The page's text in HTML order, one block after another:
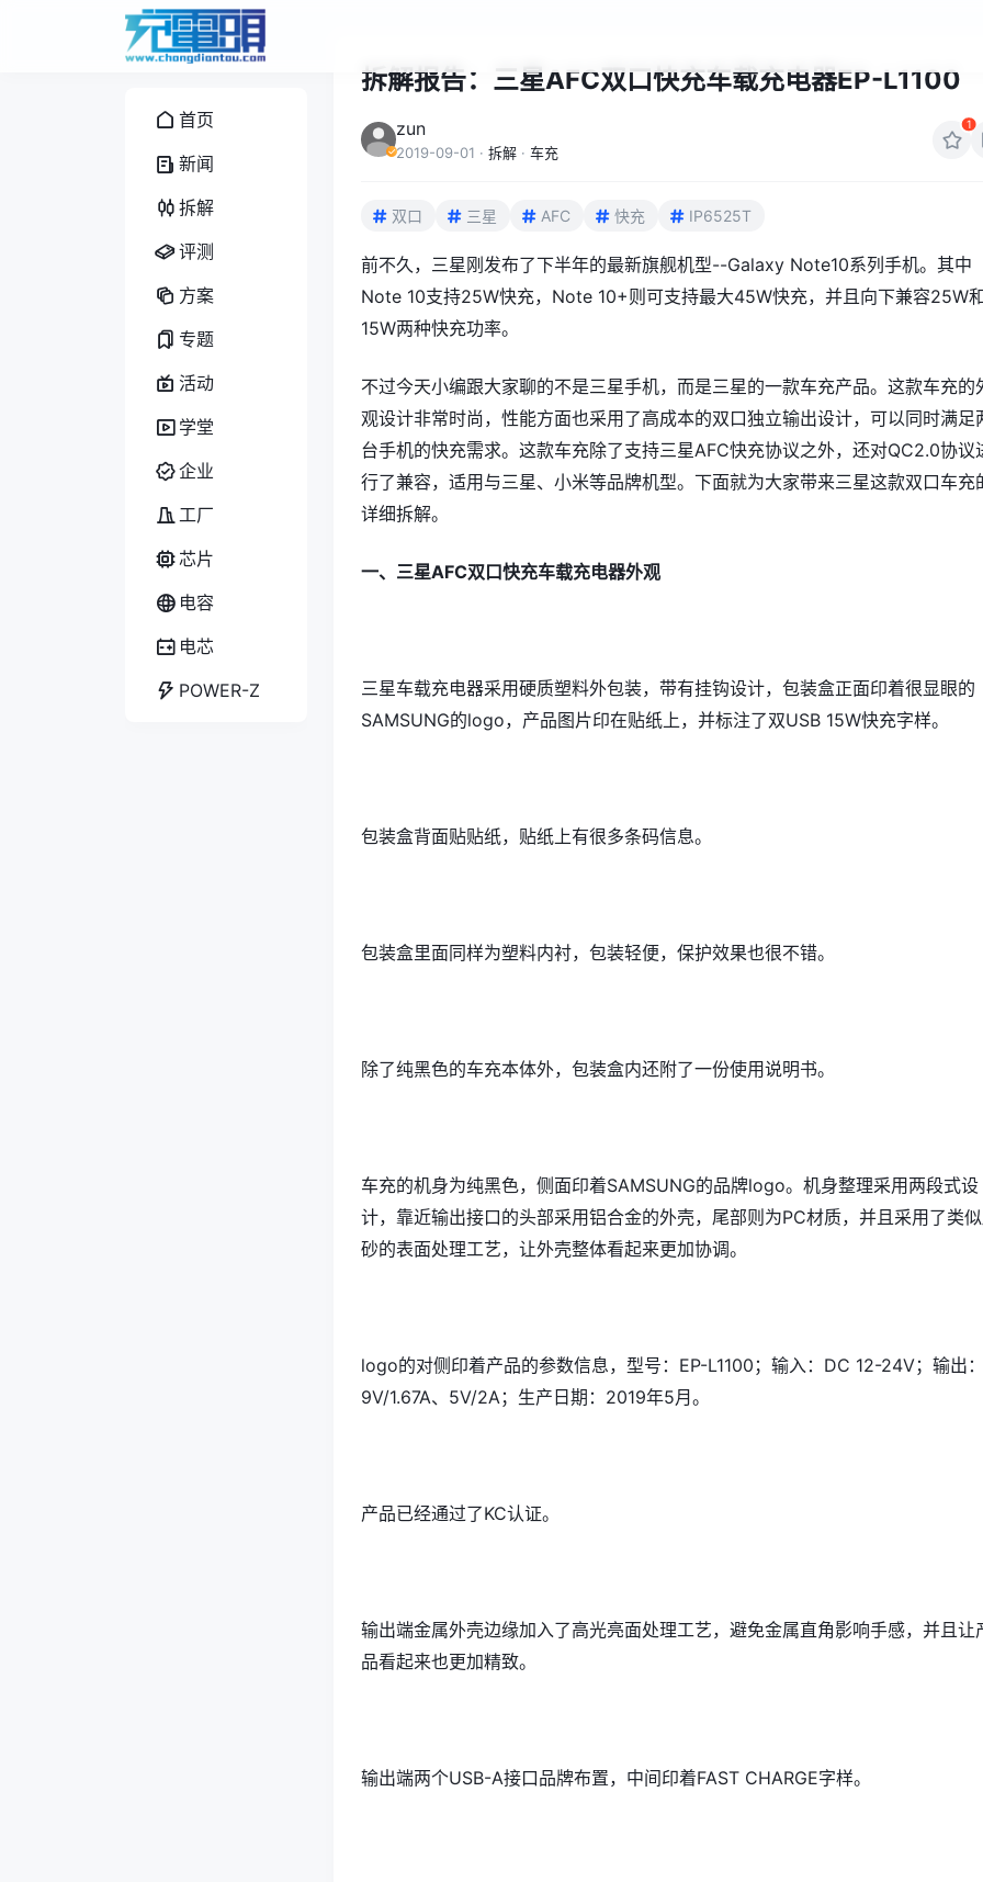
首页
新闻
拆解
评测
方案
专题
活动
学堂
企业
工厂
芯片
电容
电芯
POWER-Z
拆解报告：三星AFC双口快充车载充电器EP-L1100
zun
2019-09-01 · 拆解 · 车充
1
双口 三星 AFC 快充 IP6525T
前不久，三星刚发布了下半年的最新旗舰机型--Galaxy Note10系列手机。其中
Note 10支持25W快充，Note 10+则可支持最大45W快充，并且向下兼容25W
15W两种快充功率。
不过今天小编跟大家聊的不是三星手机，而是三星的一款车充产品。这款车充的
观设计非常时尚，性能方面也采用了高成本的双口独立输出设计，可以同时满足
台手机的快充需求。这款车充除了支持三星AFC快充协议之外，还对QC2.0协议
行了兼容，适用与三星、小米等品牌机型。下面就为大家带来三星这款双口车充
详细拆解。
一、三星AFC双口快充车载充电器外观
三星车载充电器采用硬质塑料外包装，带有挂钩设计，包装盒正面印着很显眼的
SAMSUNG的logo，产品图片印在贴纸上，并标注了双USB 15W快充字样。
包装盒背面贴贴纸，贴纸上有很多条码信息。
包装盒里面同样为塑料内衬，包装轻便，保护效果也很不错。
除了纯黑色的车充本体外，包装盒内还附了一份使用说明书。
车充的机身为纯黑色，侧面印着SAMSUNG的品牌logo。机身整理采用两段式设
计，靠近输出接口的头部采用铝合金的外壳，尾部则为PC材质，并且采用了类
砂的表面处理工艺，让外壳整体看起来更加协调。
logo的对侧印着产品的参数信息，型号：EP-L1100；输入：DC 12-24V；输出
9V/1.67A、5V/2A；生产日期：2019年5月。
产品已经通过了KC认证。
输出端金属外壳边缘加入了高光亮面处理工艺，避免金属直角影响手感，并且让
品看起来也更加精致。
输出端两个USB-A接口品牌布置，中间印着FAST CHARGE字样。